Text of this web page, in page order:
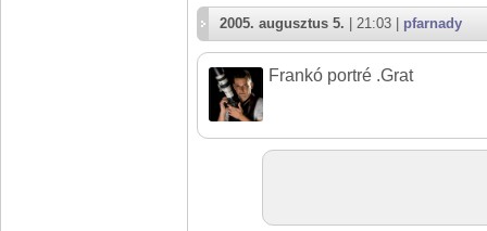
2005. augusztus 5. | 21:03 | pfarnady
Frankó portré .Grat